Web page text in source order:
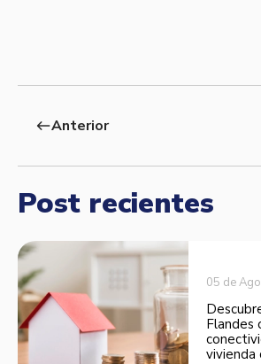
westAnterior
Post recientes
05 de
Flandes
vivienda